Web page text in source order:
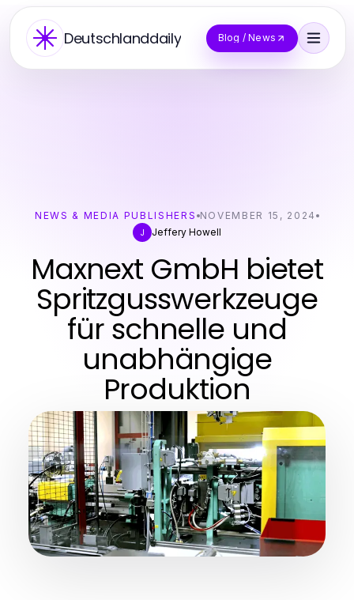
Deutschlanddaily Blog / News
NEWS & MEDIA PUBLISHERS NOVEMBER 15, 2024
J
Jeffery Howell
Maxnext GmbH bietet
Spritzgusswerkzeuge
für schnelle und
unabhängige
Produktion